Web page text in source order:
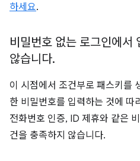
하세요.
비밀번호 없는 로그인에서
않습니다.
이 시점에서 조건부로 패스키를
한 비밀번호를 입력하는 것에 따
전화번호 인증, ID 제휴와 같은
건을 충족하지 않습니다.